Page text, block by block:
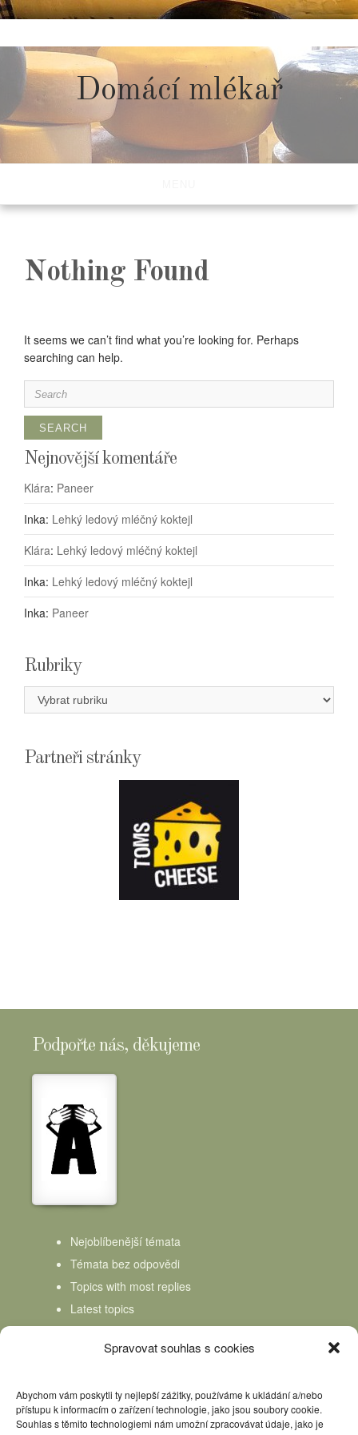
Spravovat souhlas s cookies
Abychom vám poskytli ty nejlepší zážitky, používáme k ukládání a/nebo
přístupu k informacím o zařízení technologie, jako jsou soubory cookie.
Souhlas s těmito technologiemi nám umožní zpracovávat údaje, jako je
to
content
Domácí mlékař
Nothing Found
It seems we can’t find what you’re looking for. Perhaps
searching can help.
Search
for:
Nejnovější komentáře
Klára: Paneer
Inka: Lehký ledový mléčný koktejl
Klára: Lehký ledový mléčný koktejl
Inka: Lehký ledový mléčný koktejl
Inka: Paneer
Rubriky
Rubriky
Partneři stránky
Podpořte nás, děkujeme
Nejoblíbenější témata
Témata bez odpovědi
Topics with most replies
Latest topics
Topics Freshness